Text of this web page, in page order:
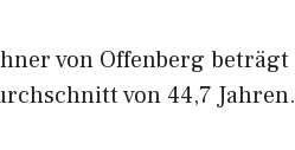
von Offenberg beträgt
von 44,7 Jahren.